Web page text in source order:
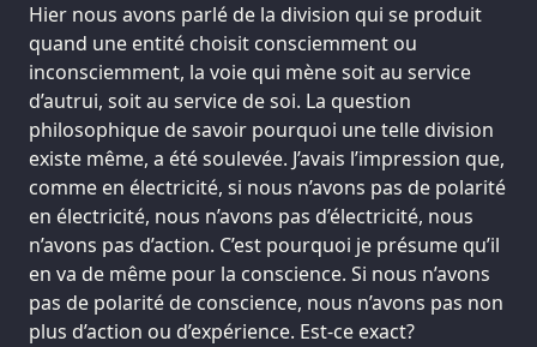
Hier nous avons parlé de la division qui se produit
quand une entité choisit consciemment ou
inconsciemment, la voie qui mène soit au service
d’autrui, soit au service de soi. La question
philosophique de savoir pourquoi une telle division
existe même, a été soulevée. J’avais l’impression que,
comme en électricité, si nous n’avons pas de polarité
en électricité, nous n’avons pas d’électricité, nous
n’avons pas d’action. C’est pourquoi je présume qu’il
en va de même pour la conscience. Si nous n’avons
pas de polarité de conscience, nous n’avons pas non
plus d’action ou d’expérience. Est-ce exact?